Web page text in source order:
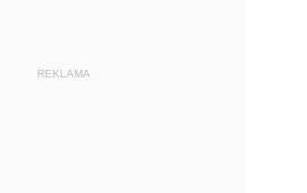
REKLAMA